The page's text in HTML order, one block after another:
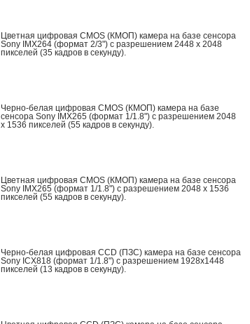
Цветная цифровая CMOS (КМОП) камера на базе сенсора
Sony IMX264 (формат 2/3") с разрешением 2448 x 2048
пикселей (35 кадров в секунду).
Черно-белая цифровая CMOS (КМОП) камера на базе
сенсора Sony IMX265 (формат 1/1.8") с разрешением 2048
x 1536 пикселей (55 кадров в секунду).
Цветная цифровая CMOS (КМОП) камера на базе сенсора
Sony IMX265 (формат 1/1.8") с разрешением 2048 x 1536
пикселей (55 кадров в секунду).
Черно-белая цифровая CCD (ПЗС) камера на базе сенсора
Sony ICX818 (формат 1/1.8") с разрешением 1928x1448
пикселей (13 кадров в секунду).